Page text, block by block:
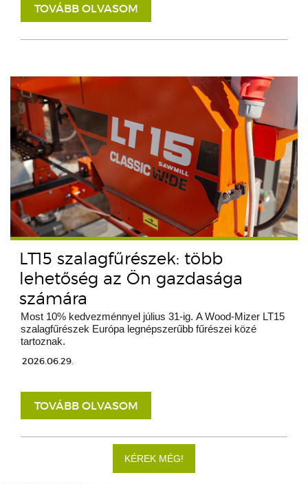
TOVÁBB OLVASOM
LT15 szalagfűrészek: több
lehetőség az Ön gazdasága
számára
Most 10% kedvezménnyel július 31-ig. A Wood-Mizer LT15
szalagfűrészek Európa legnépszerűbb fűrészei közé
tartoznak.
2026.06.29.
TOVÁBB OLVASOM
KÉREK MÉG!